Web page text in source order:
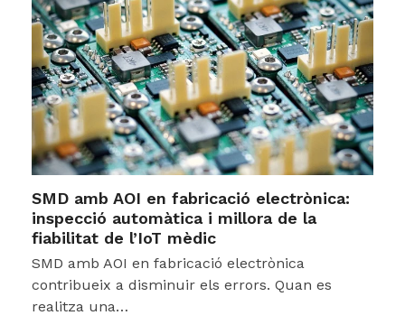
SMD amb AOI en fabricació electrònica:
inspecció automàtica i millora de la
fiabilitat de l’IoT mèdic
SMD amb AOI en fabricació electrònica
contribueix a disminuir els errors. Quan es
realitza una…